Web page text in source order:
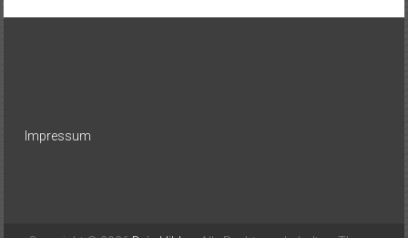
Impressum